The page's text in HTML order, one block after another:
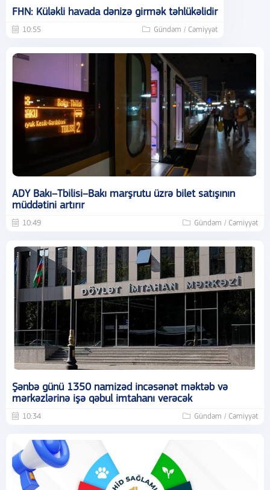
FHN: Küləkli havada dənizə girmək təhlükəlidir
10:55 Gündəm / Cəmiyyət
ADY Bakı–Tbilisi–Bakı marşrutu üzrə bilet satışının
müddətini artırır
10:49 Gündəm / Cəmiyyət
Şənbə günü 1350 namizəd incəsənət məktəb və
mərkəzlərinə işə qəbul imtahanı verəcək
10:34 Gündəm / Cəmiyyət